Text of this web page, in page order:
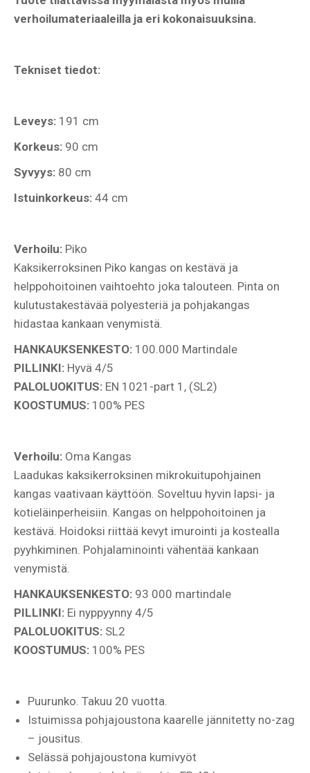
verhoilumateriaaleilla ja eri kokonaisuuksina.
Tekniset tiedot:
Leveys: 191 cm
Korkeus: 90 cm
Syvyys: 80 cm
Istuinkorkeus: 44 cm
Verhoilu: Piko
Kaksikerroksinen Piko kangas on kestävä ja
helppohoitoinen vaihtoehto joka talouteen. Pinta on
kulutustakestävää polyesteriä ja pohjakangas
hidastaa kankaan venymistä.
HANKAUKSENKESTO: 100.000 Martindale
PILLINKI: Hyvä 4/5
PALOLUOKITUS: EN 1021-part 1, (SL2)
KOOSTUMUS: 100% PES
Verhoilu: Oma Kangas
Laadukas kaksikerroksinen mikrokuitupohjainen
kangas vaativaan käyttöön. Soveltuu hyvin lapsi- ja
kotieläinperheisiin. Kangas on helppohoitoinen ja
kestävä. Hoidoksi riittää kevyt imurointi ja kostealla
pyyhkiminen. Pohjalaminointi vähentää kankaan
venymistä.
HANKAUKSENKESTO: 93 000 martindale
PILLINKI: Ei nyppyynny 4/5
PALOLUOKITUS: SL2
KOOSTUMUS: 100% PES
Puurunko. Takuu 20 vuotta.
Istuimissa pohjajoustona kaarelle jännitetty no-zag
– jousitus.
Selässä pohjajoustona kumivyöt